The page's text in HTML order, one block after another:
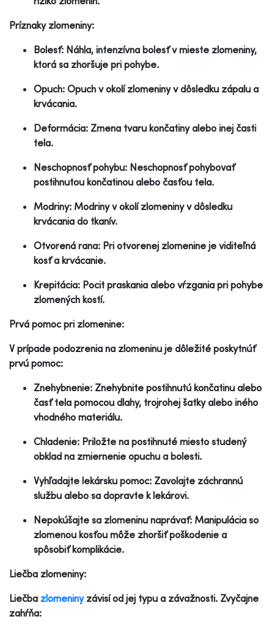
Príznaky zlomeniny:
Bolesť: Náhla, intenzívna bolesť v mieste zlomeniny,
ktorá sa zhoršuje pri pohybe.
Opuch: Opuch v okolí zlomeniny v dôsledku zápalu a
krvácania.
Deformácia: Zmena tvaru končatiny alebo inej časti
tela.
Neschopnosť pohybu: Neschopnosť pohybovať
postihnutou končatinou alebo časťou tela.
Modriny: Modriny v okolí zlomeniny v dôsledku
krvácania do tkanív.
Otvorená rana: Pri otvorenej zlomenine je viditeľná
kosť a krvácanie.
Krepitácia: Pocit praskania alebo vŕzgania pri pohybe
zlomených kostí.
Prvá pomoc pri zlomenine:
V prípade podozrenia na zlomeninu je dôležité poskytnúť
prvú pomoc:
Znehybnenie: Znehybnite postihnutú končatinu alebo
časť tela pomocou dlahy, trojrohej šatky alebo iného
vhodného materiálu.
Chladenie: Priložte na postihnuté miesto studený
obklad na zmiernenie opuchu a bolesti.
Vyhľadajte lekársku pomoc: Zavolajte záchrannú
službu alebo sa dopravte k lekárovi.
Nepokúšajte sa zlomeninu naprávať: Manipulácia so
zlomenou kosťou môže zhoršiť poškodenie a
spôsobiť komplikácie.
Liečba zlomeniny:
Liečba zlomeniny závisí od jej typu a závažnosti. Zvyčajne
zahŕňa: